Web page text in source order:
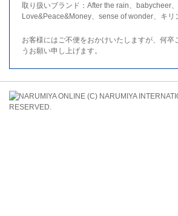
取り扱いブランド：After the rain、babycheer、
Love&Peace&Money、sense of wonder、キリ
お客様にはご不便をおかけいたしますが、何卒
うお願い申し上げます。